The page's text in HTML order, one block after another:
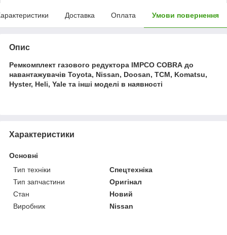
Доставка Оплата Умови повернення
Опис
Ремкомплект газового редуктора IMPCO COBRA до
навантажувачів Toyota, Nissan, Doosan, TCM, Komatsu,
Hyster, Heli, Yale та інші моделі в наявності
Характеристики
Основні
Тип техніки
Спецтехніка
Тип запчастини
Оригінал
Стан
Новий
Виробник
Nissan